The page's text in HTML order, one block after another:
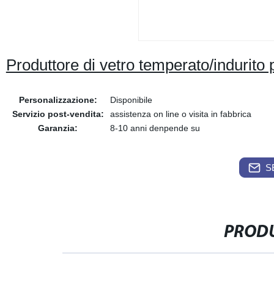
Produttore di vetro temperato/
Personalizzazione:
Disponibile
Servizio post-vendita:
assistenza on line o visita in fabbrica
Garanzia:
8-10 anni denpende su